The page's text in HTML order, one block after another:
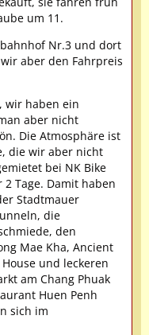
um 11.
Nr.3 und dort
aber den Fahrpreis
wir haben ein
aber nicht
Die Atmosphäre ist
die wir aber nicht
bei NK Bike
Tage. Damit haben
Stadtmauer
die
den
Mae Kha, Ancient
und leckeren
am Chang Phuak
Huen Penh
sich im